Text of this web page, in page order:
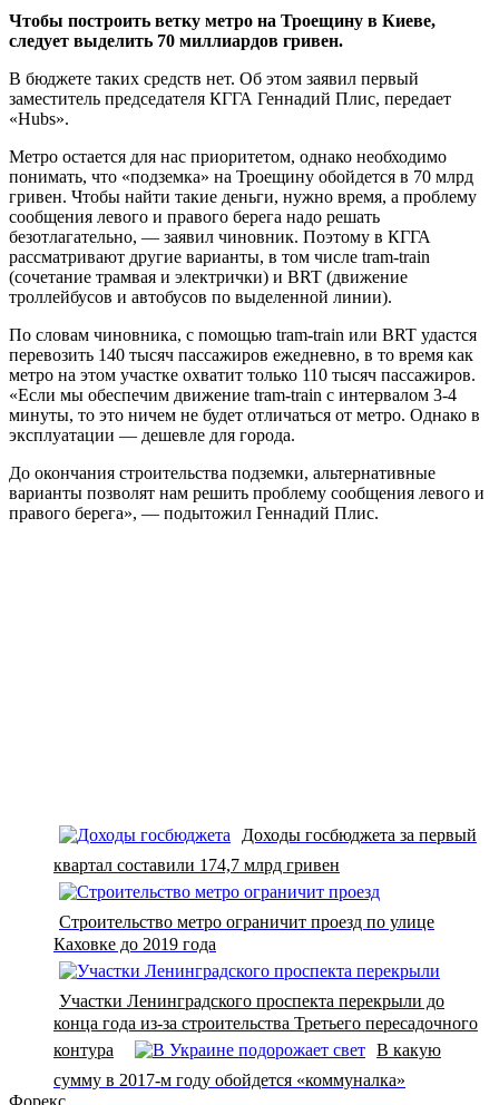
Чтобы построить ветку метро на Троещину в Киеве,
следует выделить 70 миллиардов гривен.
В бюджете таких средств нет. Об этом заявил первый
заместитель председателя КГГА Геннадий Плис, передает
«Hubs».
Метро остается для нас приоритетом, однако необходимо
понимать, что «подземка» на Троещину обойдется в 70 млрд
гривен. Чтобы найти такие деньги, нужно время, а проблему
сообщения левого и правого берега надо решать
безотлагательно, — заявил чиновник. Поэтому в КГГА
рассматривают другие варианты, в том числе tram-train
(сочетание трамвая и электрички) и BRT (движение
троллейбусов и автобусов по выделенной линии).
По словам чиновника, с помощью tram-train или BRT удастся
перевозить 140 тысяч пассажиров ежедневно, в то время как
метро на этом участке охватит только 110 тысяч пассажиров.
«Если мы обеспечим движение tram-train с интервалом 3-4
минуты, то это ничем не будет отличаться от метро. Однако в
эксплуатации — дешевле для города.
До окончания строительства подземки, альтернативные
варианты позволят нам решить проблему сообщения левого и
правого берега», — подытожил Геннадий Плис.
Доходы госбюджета за первый
квартал составили 174,7 млрд гривен
Строительство метро ограничит проезд по улице
Каховке до 2019 года
Участки Ленинградского проспекта перекрыли до
конца года из-за строительства Третьего пересадочного
контура
В какую
сумму в 2017-м году обойдется «коммуналка»
Форекс